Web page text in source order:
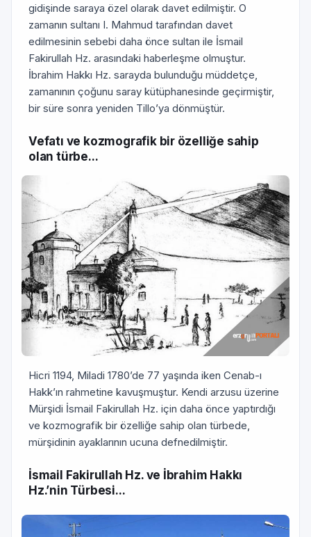
gidişinde saraya özel olarak davet edilmiştir. O
zamanın sultanı I. Mahmud tarafından davet
edilmesinin sebebi daha önce sultan ile İsmail
Fakirullah Hz. arasındaki haberleşme olmuştur.
İbrahim Hakkı Hz. sarayda bulunduğu müddetçe,
zamanının çoğunu saray kütüphanesinde geçirmiştir,
bir süre sonra yeniden Tillo’ya dönmüştür.
Vefatı ve kozmografik bir özelliğe sahip
olan türbe...
Hicri 1194, Miladi 1780’de 77 yaşında iken Cenab-ı
Hakk’ın rahmetine kavuşmuştur. Kendi arzusu üzerine
Mürşidi İsmail Fakirullah Hz. için daha önce yaptırdığı
ve kozmografik bir özelliğe sahip olan türbede,
mürşidinin ayaklarının ucuna defnedilmiştir.
İsmail Fakirullah Hz. ve İbrahim Hakkı
Hz.’nin Türbesi...